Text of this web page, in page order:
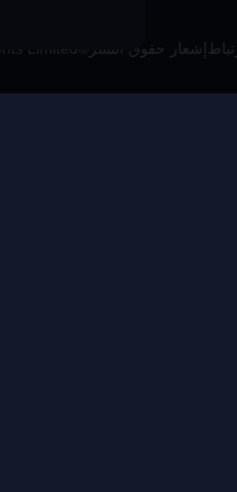
إشعار حقوق النشر©High Morale Developments Limited. حفظت جميع الحقوق